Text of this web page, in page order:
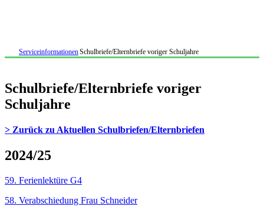
ServiceinformationenSchulbriefe/Elternbriefe voriger Schuljahre
Schulbriefe/Elternbriefe voriger
Schuljahre
> Zurück zu Aktuellen Schulbriefen/Elternbriefen
2024/25
59. Ferienlektüre G4
58. Verabschiedung Frau Schneider